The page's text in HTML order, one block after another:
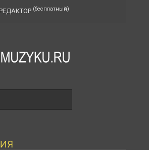
(бесплатный)